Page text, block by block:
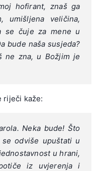
hofirant, znaš ga
umišljena veličina,
se čuje za mene u
bude naša susjeda?
zna, u Božjim je
riječi kaže:
Neka bude! Što
odviše upuštati u
u hrani,
iz uvjerenja i